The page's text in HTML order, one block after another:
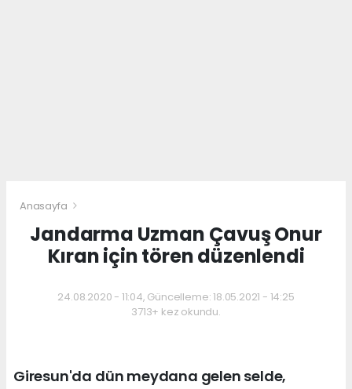
Anasayfa
Jandarma Uzman Çavuş Onur
Kıran için tören düzenlendi
24.08.2020 - 11:04, Güncelleme: 18.05.2021 - 14:25
3713+ kez okundu.
Giresun'da dün meydana gelen selde,